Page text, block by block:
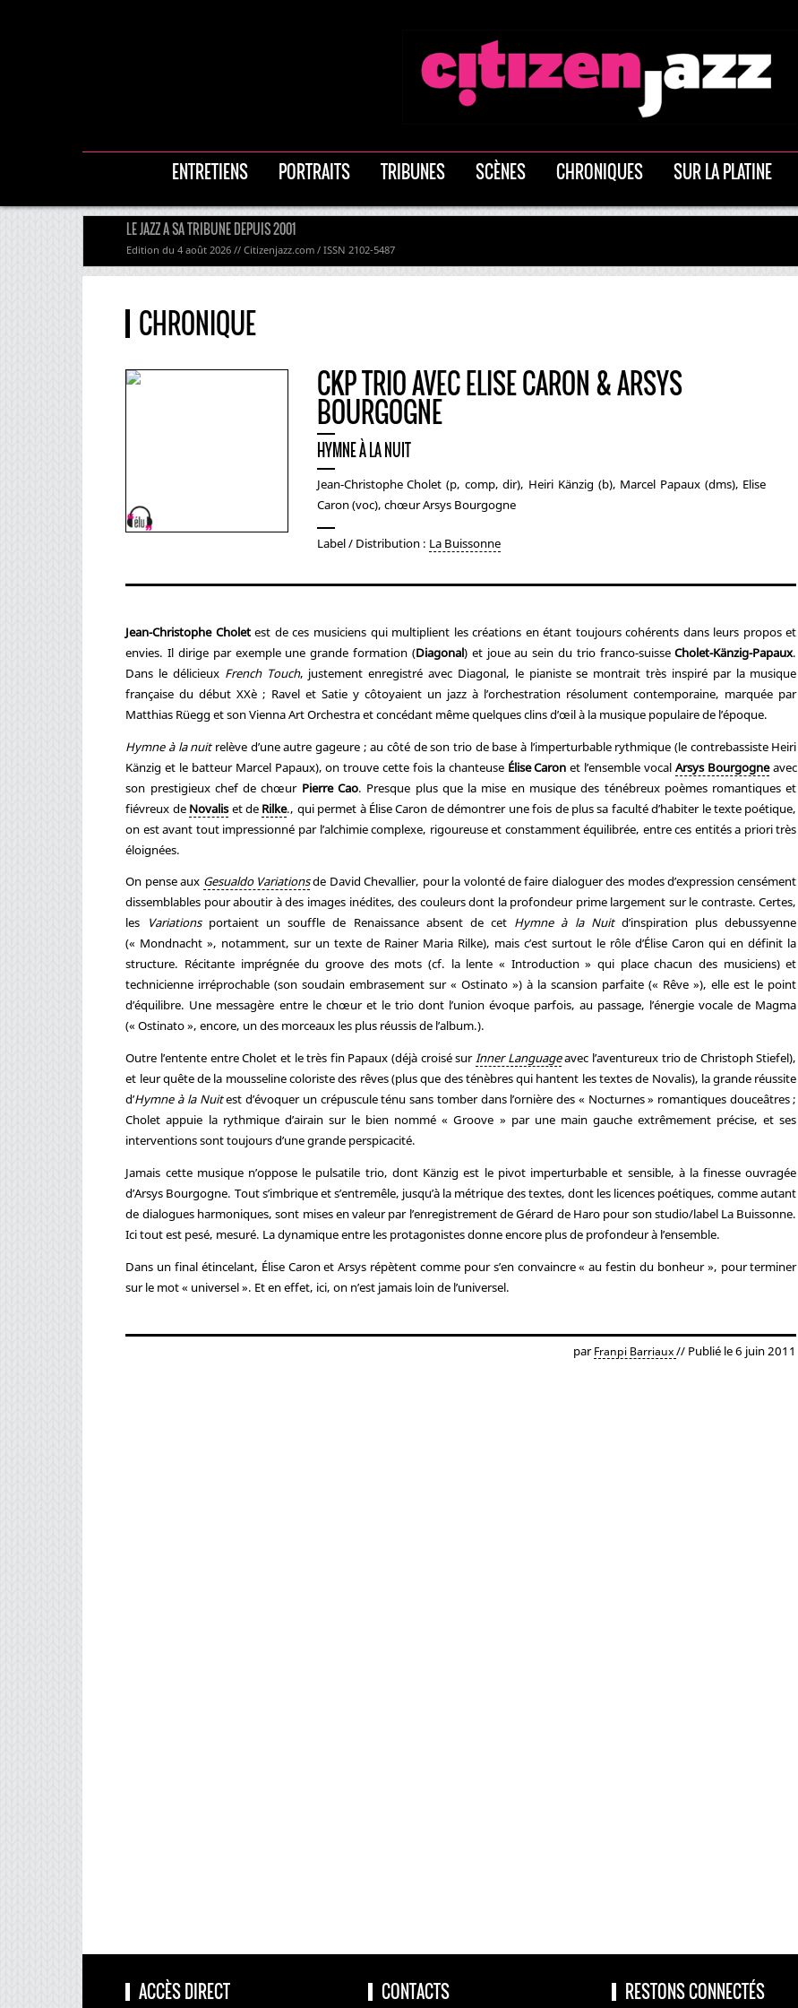
ENTRETIENS PORTRAITS TRIBUNES SCÈNES CHRONIQUES SUR LA PLATINE
LE JAZZ A SA TRIBUNE DEPUIS 2001
Edition du 4 août 2026 // Citizenjazz.com / ISSN 2102-5487
CHRONIQUE
CKP TRIO AVEC ELISE CARON & ARSYS
BOURGOGNE
HYMNE À LA NUIT
Jean-Christophe Cholet (p, comp, dir), Heiri Känzig (b), Marcel Papaux (dms), Elise
Caron (voc), chœur Arsys Bourgogne
Label / Distribution : La Buissonne
Jean-Christophe Choletest de ces musiciens qui multiplient les créations en étant toujours cohérents dans leurs propos et
envies. Il dirige par exemple une grande formation (Diagonal) et joue au sein du trio franco-suisseCholet-Känzig-Papaux.
Dans le délicieux French Touch, justement enregistré avec Diagonal, le pianiste se montrait très inspiré par la musique
française du début XXè ; Ravel et Satie y côtoyaient un jazz à l’orchestration résolument contemporaine, marquée par
Matthias Rüegg et son Vienna Art Orchestra et concédant même quelques clins d’œil à la musique populaire de l’époque.
Hymne à la nuitrelève d’une autre gageure ; au côté de son trio de base à l’imperturbable rythmique (le contrebassiste Heiri
Känzig et le batteur Marcel Papaux), on trouve cette fois la chanteuse Élise Caron et l’ensemble vocal Arsys Bourgogneavec
son prestigieux chef de chœur Pierre Cao. Presque plus que la mise en musique des ténébreux poèmes romantiques et
fiévreux de Novaliset de Rilke., qui permet à Élise Caron de démontrer une fois de plus sa faculté d’habiter le texte poétique,
on est avant tout impressionné par l’alchimie complexe, rigoureuse et constamment équilibrée, entre ces entités a priori très
éloignées.
On pense aux Gesualdo Variationsde David Chevallier, pour la volonté de faire dialoguer des modes d’expression censément
dissemblables pour aboutir à des images inédites, des couleurs dont la profondeur prime largement sur le contraste. Certes,
les
Variationsportaient un souffle de Renaissance absent de cet Hymne à la Nuitd’inspiration plus debussyenne
(« Mondnacht », notamment, sur un texte de Rainer Maria Rilke), mais c’est surtout le rôle d’Élise Caron qui en définit la
structure. Récitante imprégnée du groove des mots (cf. la lente « Introduction » qui place chacun des musiciens) et
technicienne irréprochable (son soudain embrasement sur « Ostinato ») à la scansion parfaite (« Rêve »), elle est le point
d’équilibre. Une messagère entre le chœur et le trio dont l’union évoque parfois, au passage, l’énergie vocale de Magma
(« Ostinato », encore, un des morceaux les plus réussis de l’album.).
Outre l’entente entre Cholet et le très fin Papaux (déjà croisé surInner Languageavec l’aventureux trio de Christoph Stiefel),
et leur quête de la mousseline coloriste des rêves (plus que des ténèbres qui hantent les textes de Novalis), la grande réussite
d’Hymne à la Nuitest d’évoquer un crépuscule ténu sans tomber dans l’ornière des « Nocturnes » romantiques douceâtres ;
Cholet appuie la rythmique d’airain sur le bien nommé « Groove » par une main gauche extrêmement précise, et ses
interventions sont toujours d’une grande perspicacité.
Jamais cette musique n’oppose le pulsatile trio, dont Känzig est le pivot imperturbable et sensible, à la finesse ouvragée
d’Arsys Bourgogne. Tout s’imbrique et s’entremêle, jusqu’à la métrique des textes, dont les licences poétiques, comme autant
de dialogues harmoniques, sont mises en valeur par l’enregistrement de Gérard de Haro pour son studio/label La Buissonne.
Ici tout est pesé, mesuré. La dynamique entre les protagonistes donne encore plus de profondeur à l’ensemble.
Dans un final étincelant, Élise Caron et Arsys répètent comme pour s’en convaincre « au festin du bonheur », pour terminer
sur le mot « universel ». Et en effet, ici, on n’est jamais loin de l’universel.
par Franpi Barriaux// Publié le 6 juin 2011
ACCÈS DIRECT CONTACTS RESTONS CONNECTÉS